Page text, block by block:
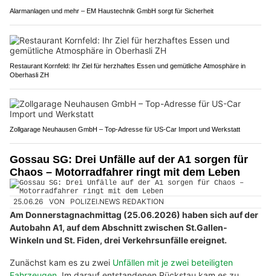
Alarmanlagen und mehr – EM Haustechnik GmbH sorgt für Sicherheit
Restaurant Kornfeld: Ihr Ziel für herzhaftes Essen und gemütliche Atmosphäre in
Oberhasli ZH
Zollgarage Neuhausen GmbH – Top-Adresse für US-Car Import und Werkstatt
Gossau SG: Drei Unfälle auf der A1 sorgen für
Chaos – Motorradfahrer ringt mit dem Leben
25.06.26 VON POLIZEI.NEWS REDAKTION
Am Donnerstagnachmittag (25.06.2026) haben sich auf der
Autobahn A1, auf dem Abschnitt zwischen St.Gallen-
Winkeln und St. Fiden, drei Verkehrsunfälle ereignet.
Zunächst kam es zu zwei Unfällen mit je zwei beteiligten